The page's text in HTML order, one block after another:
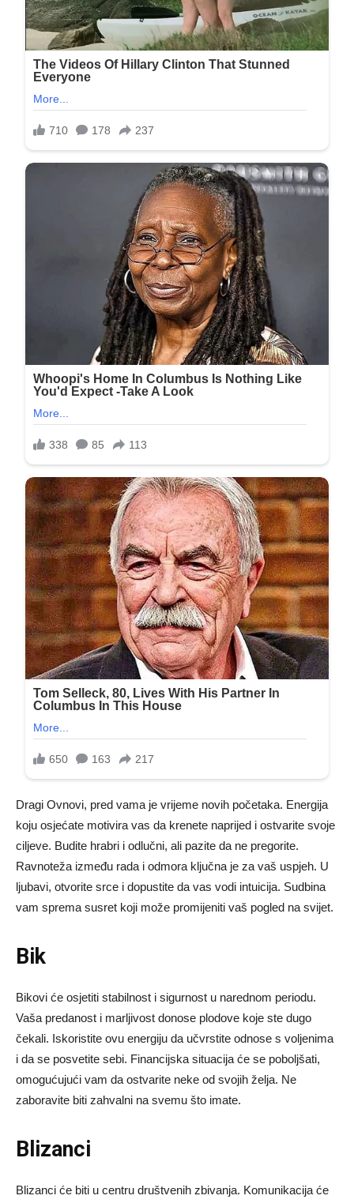
Dragi Ovnovi, pred vama je vrijeme novih početaka. Energija
koju osjećate motivira vas da krenete naprijed i ostvarite svoje
ciljeve. Budite hrabri i odlučni, ali pazite da ne pregorite.
Ravnoteža između rada i odmora ključna je za vaš uspjeh. U
ljubavi, otvorite srce i dopustite da vas vodi intuicija. Sudbina
vam sprema susret koji može promijeniti vaš pogled na svijet.
Bik
Bikovi će osjetiti stabilnost i sigurnost u narednom periodu.
Vaša predanost i marljivost donose plodove koje ste dugo
čekali. Iskoristite ovu energiju da učvrstite odnose s voljenima
i da se posvetite sebi. Financijska situacija će se poboljšati,
omogućujući vam da ostvarite neke od svojih želja. Ne
zaboravite biti zahvalni na svemu što imate.
Blizanci
Blizanci će biti u centru društvenih zbivanja. Komunikacija će